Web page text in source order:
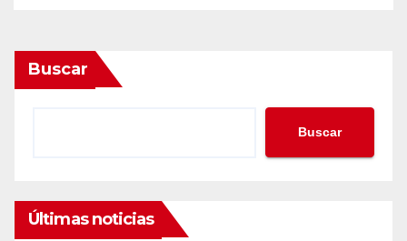
Buscar
Buscar
Últimas noticias